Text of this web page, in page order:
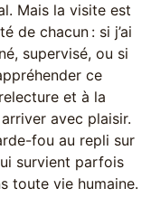
Mais la visite est
de chacun : si j’ai
supervisé, ou si
ce
et à la
avec plaisir.
fou au repli sur
survient parfois
toute vie humaine.